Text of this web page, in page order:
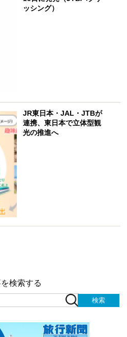
ッシング）
JR東日本・JAL・JTBが
連携、東日本で立体型観
光の推進へ
検索する